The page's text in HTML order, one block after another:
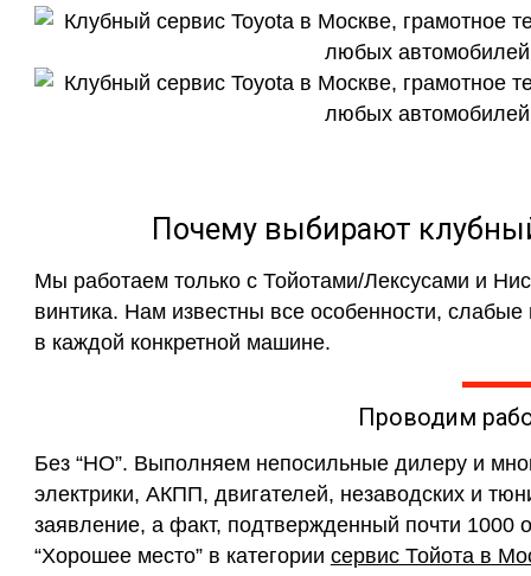
Почему выбирают
Мы работаем только с Тойотами/Лексусами и
винтика. Нам известны все особенности,
в каждой конкретной машине.
Проводим
Без “НО”. Выполняем непосильные дилеру и
электрики, АКПП, двигателей, незаводских и
заявление, а факт, подтвержденный почти 1000
“Хорошее место” в категории сервис Тойота в